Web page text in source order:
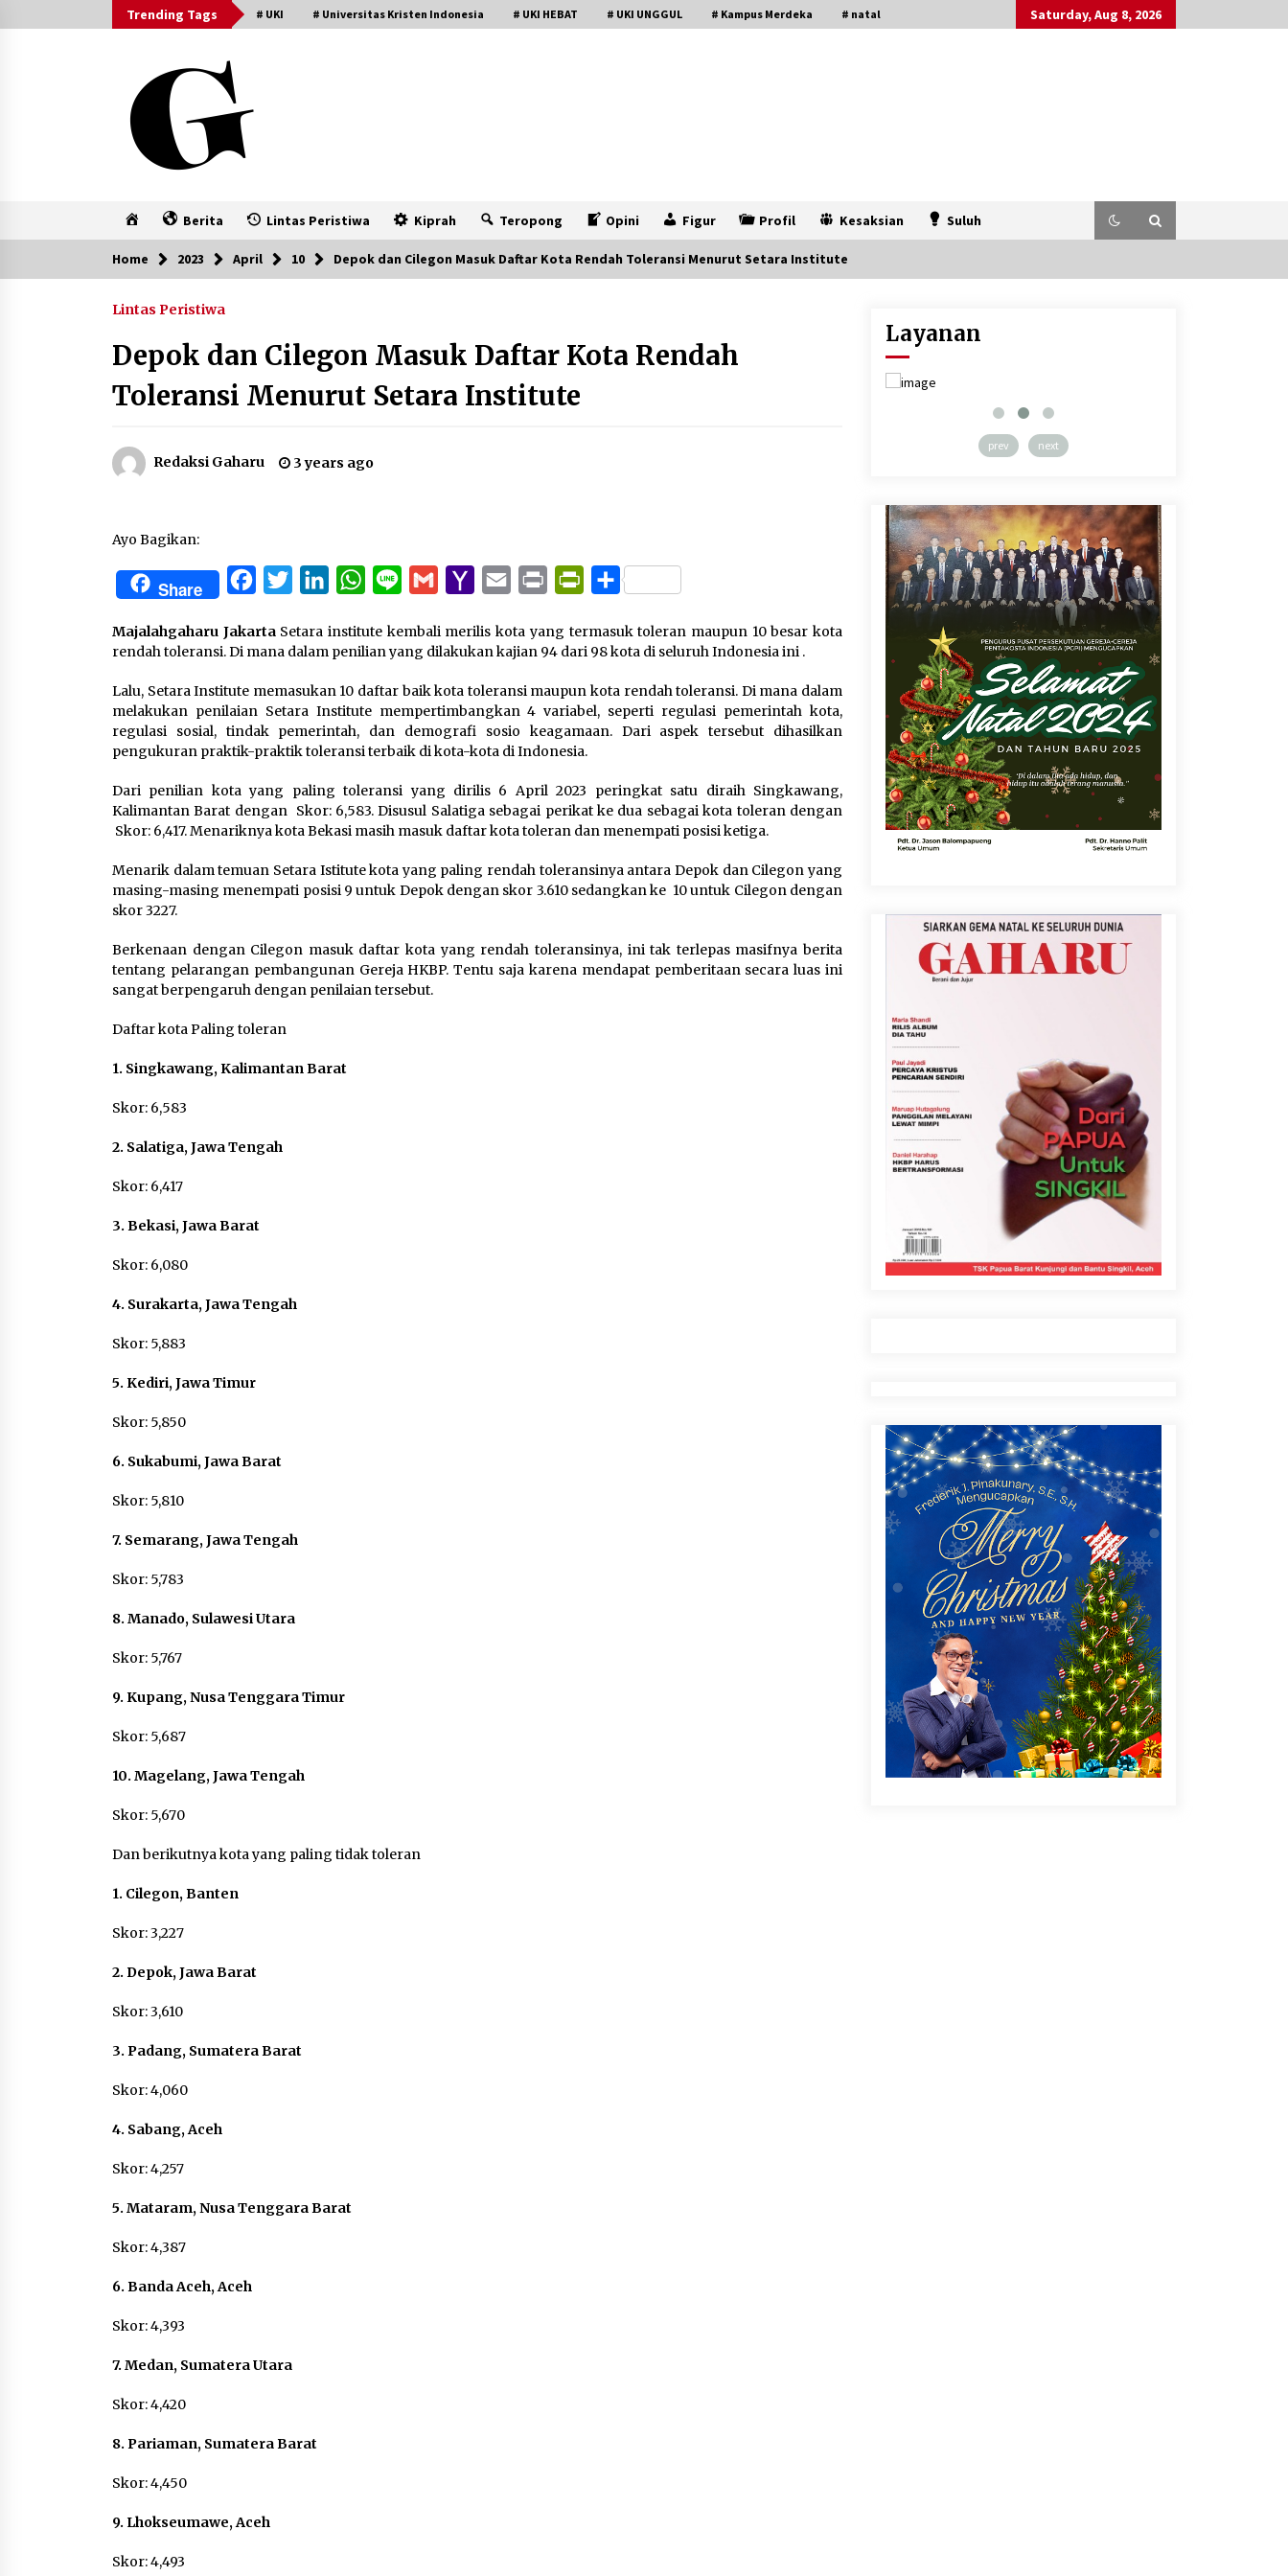
to
Trending Tags # UKI # Universitas Kristen Indonesia # UKI HEBAT # UKI UNGGUL # Kampus Merdeka # natal Saturday, Aug 8, 2026
Home Berita Lintas Peristiwa Kiprah Teropong Opini Figur Profil Kesaksian Suluh
Home 2023 April 10 Depok dan Cilegon Masuk Daftar Kota Rendah Toleransi Menurut Setara Institute
Lintas Peristiwa
Depok dan Cilegon Masuk Daftar Kota Rendah
Toleransi Menurut Setara Institute
Redaksi Gaharu 3 years ago
Ayo Bagikan:
Share FacebookTwitterLinkedInWhatsApp
Line Gmail Yahoo Email Print PrintFriendly
Share
Majalahgaharu JakartaSetara institute kembali merilis kota yang termasuk toleran maupun 10 besar kota
rendah toleransi. Di mana dalam penilian yang dilakukan kajian 94 dari 98 kota di seluruh Indonesia ini .
Lalu, Setara Institute memasukan 10 daftar baik kota toleransi maupun kota rendah toleransi. Di mana dalam
melakukan penilaian Setara Institute mempertimbangkan 4 variabel, seperti regulasi pemerintah kota,
regulasi sosial, tindak pemerintah, dan demografi sosio keagamaan. Dari aspek tersebut dihasilkan
pengukuran praktik-praktik toleransi terbaik di kota-kota di Indonesia.
Dari penilian kota yang paling toleransi yang dirilis 6 April 2023 peringkat satu diraih Singkawang,
Kalimantan Barat dengan Skor: 6,583. Disusul Salatiga sebagai perikat ke dua sebagai kota toleran dengan
Skor: 6,417. Menariknya kota Bekasi masih masuk daftar kota toleran dan menempati posisi ketiga.
Menarik dalam temuan Setara Istitute kota yang paling rendah toleransinya antara Depok dan Cilegon yang
masing-masing menempati posisi 9 untuk Depok dengan skor 3.610 sedangkan ke 10 untuk Cilegon dengan
skor 3227.
Berkenaan dengan Cilegon masuk daftar kota yang rendah toleransinya, ini tak terlepas masifnya berita
tentang pelarangan pembangunan Gereja HKBP. Tentu saja karena mendapat pemberitaan secara luas ini
sangat berpengaruh dengan penilaian tersebut.
Daftar kota Paling toleran
1. Singkawang, Kalimantan Barat
Skor: 6,583
2. Salatiga, Jawa Tengah
Skor: 6,417
3. Bekasi, Jawa Barat
Skor: 6,080
4. Surakarta, Jawa Tengah
Skor: 5,883
5. Kediri, Jawa Timur
Skor: 5,850
6. Sukabumi, Jawa Barat
Skor: 5,810
7. Semarang, Jawa Tengah
Skor: 5,783
8. Manado, Sulawesi Utara
Skor: 5,767
9. Kupang, Nusa Tenggara Timur
Skor: 5,687
10. Magelang, Jawa Tengah
Skor: 5,670
Dan berikutnya kota yang paling tidak toleran
1. Cilegon, Banten
Skor: 3,227
2. Depok, Jawa Barat
Skor: 3,610
3. Padang, Sumatera Barat
Skor: 4,060
4. Sabang, Aceh
Skor: 4,257
5. Mataram, Nusa Tenggara Barat
Skor: 4,387
6. Banda Aceh, Aceh
Skor: 4,393
7. Medan, Sumatera Utara
Skor: 4,420
8. Pariaman, Sumatera Barat
Skor: 4,450
9. Lhokseumawe, Aceh
Skor: 4,493
Layanan
prev next